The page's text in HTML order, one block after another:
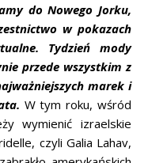
do Nowego Jorku,
w pokazach
Tydzień mody
przede wszystkim z
marek i
W tym roku, wśród
wymienić izraelskie
czyli Galia Lahav,